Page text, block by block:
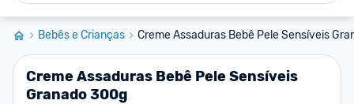
Bebês e Crianças Creme Assaduras Bebê Pele Sensíveis
Creme Assaduras Bebê Pele Sensíveis
Granado 300g